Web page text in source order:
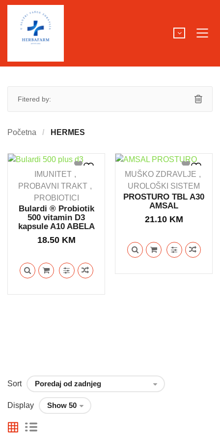
Fitered by:
Početna HERMES
IMUNITET
PROBAVNI TRAKT
PROBIOTICI
Bulardi ® Probiotik
500 vitamin D3
kapsule A10 ABELA
18.50 KM
MUŠKO ZDRAVLJE
UROLOŠKI SISTEM
PROSTURO TBL A30
AMSAL
21.10 KM
Sort
Display